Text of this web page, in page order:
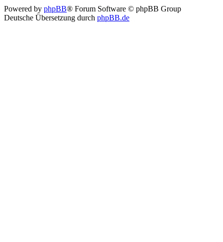
Powered by phpBB® Forum Software © phpBB Group
Deutsche Übersetzung durch phpBB.de